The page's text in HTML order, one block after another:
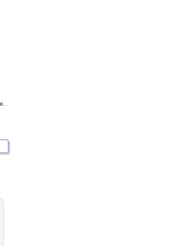
Camerata. Il mio onore si chiama fedeltà